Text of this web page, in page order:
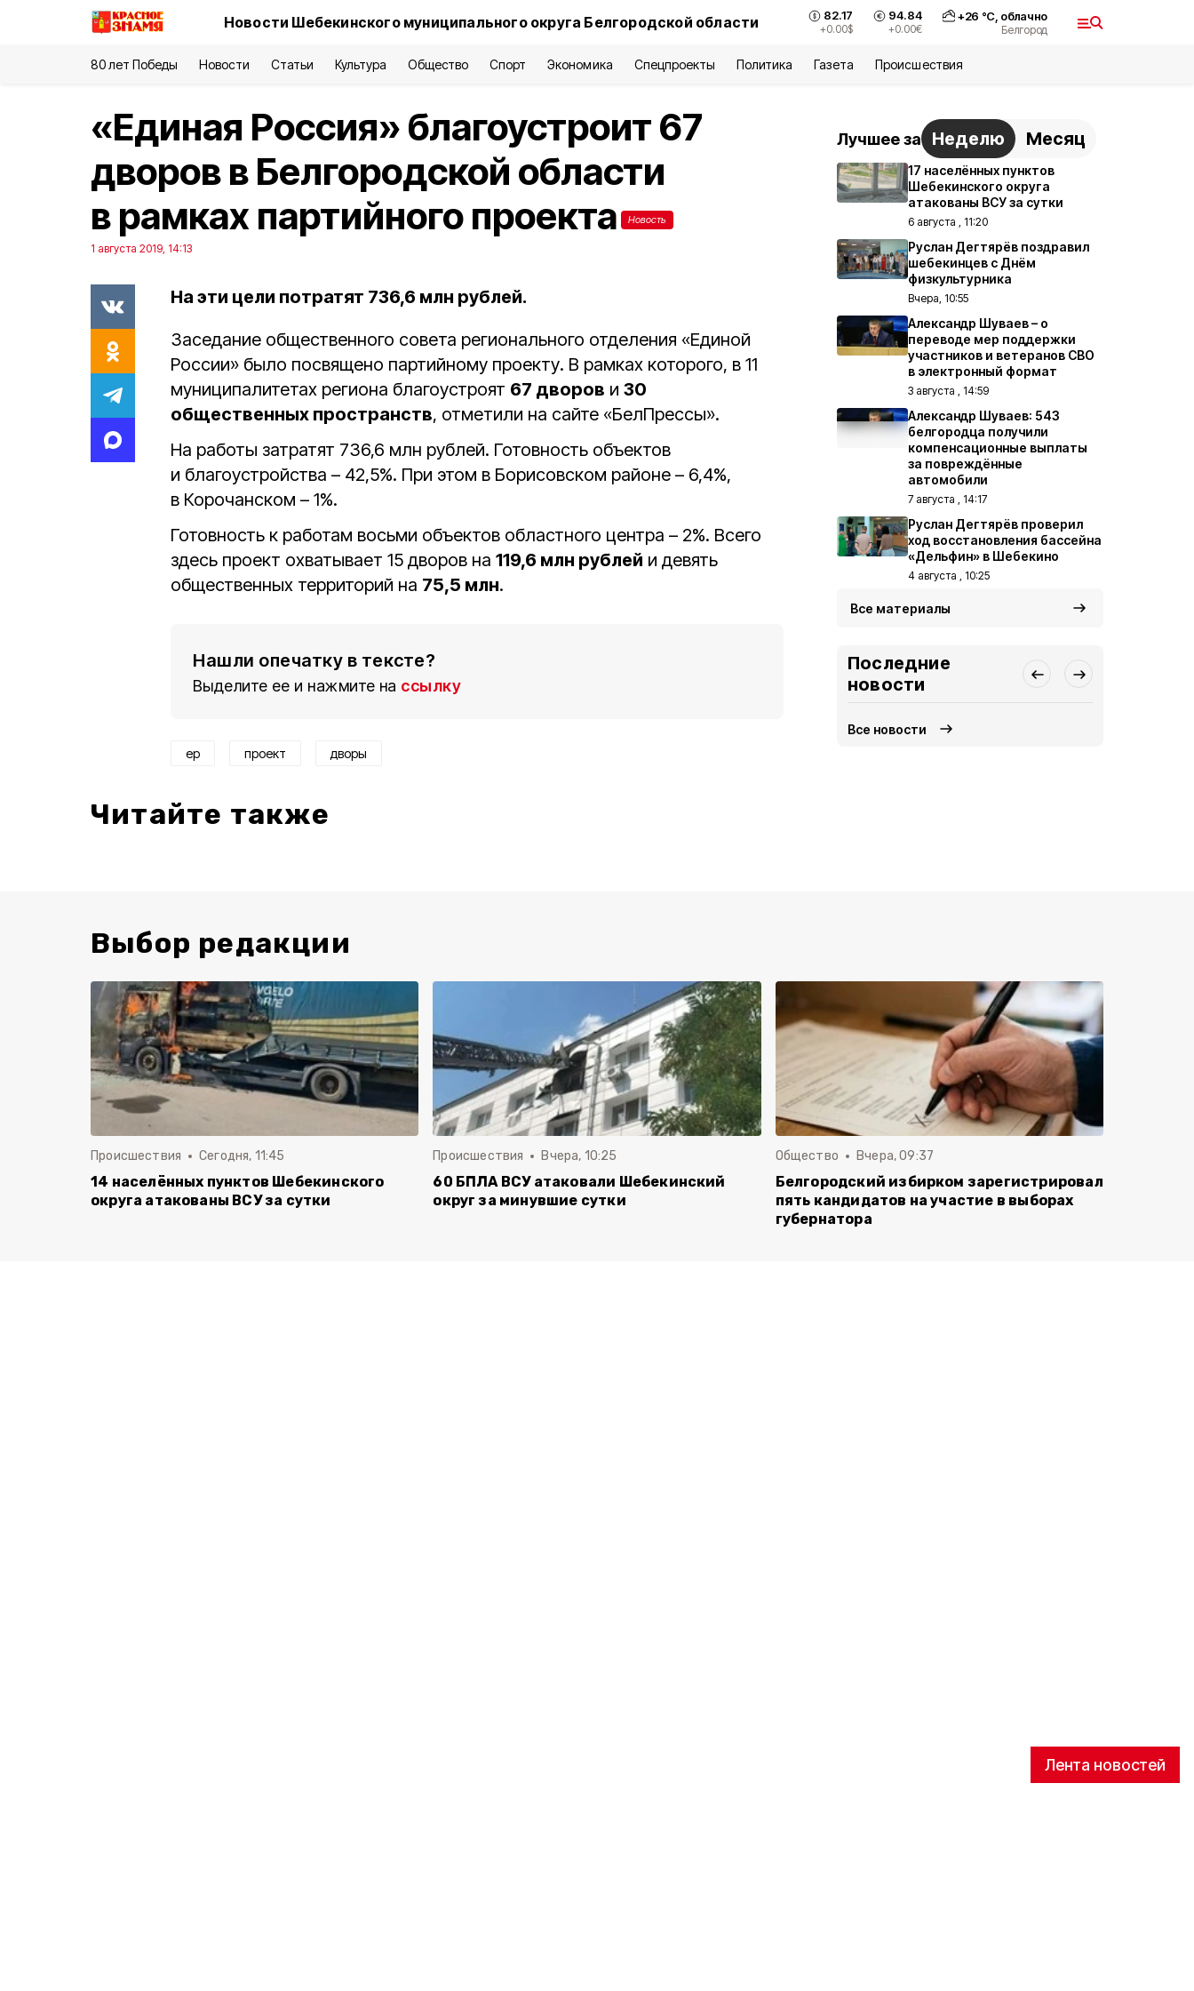
Новости Шебекинского муниципального округа Белгородской области 82.17
+0.00$
94.84
+0.00€
+26 °С, облачно
Белгород
80 лет Победы Новости Статьи Культура Общество Спорт Экономика Спецпроекты Политика Газета Происшествия
Лента новостей
«Единая Россия» благоустроит 67
дворов в Белгородской области
в рамках партийного проекта
Новость
1 августа 2019, 14:13
На эти цели потратят 736,6 млн рублей.
Заседание общественного совета регионального отделения «Единой
России» было посвящено партийному проекту. В рамках которого, в 11
муниципалитетах региона благоустроят 67 дворов и 30
общественных пространств, отметили на сайте «БелПрессы».
На работы затратят 736,6 млн рублей. Готовность объектов
и благоустройства – 42,5%. При этом в Борисовском районе – 6,4%,
в Корочанском – 1%.
Готовность к работам восьми объектов областного центра – 2%. Всего
здесь проект охватывает 15 дворов на 119,6 млн рублей и девять
общественных территорий на 75,5 млн.
Нашли опечатку в тексте?
Выделите ее и нажмите на ссылку
ер проект дворы
Читайте также
Лучшее за Неделю Месяц
17 населённых пунктов
Шебекинского округа
атакованы ВСУ за сутки
6 августа , 11:20
Руслан Дегтярёв поздравил
шебекинцев с Днём
физкультурника
Вчера, 10:55
Александр Шуваев – о
переводе мер поддержки
участников и ветеранов СВО
в электронный формат
3 августа , 14:59
Александр Шуваев: 543
белгородца получили
компенсационные выплаты
за повреждённые
автомобили
7 августа , 14:17
Руслан Дегтярёв проверил
ход восстановления бассейна
«Дельфин» в Шебекино
4 августа , 10:25
Все материалы
Последние
новости
Все новости
Выбор редакции
Происшествия Сегодня, 11:45
14 населённых пунктов Шебекинского
округа атакованы ВСУ за сутки
Происшествия Вчера, 10:25
60 БПЛА ВСУ атаковали Шебекинский
округ за минувшие сутки
Общество Вчера, 09:37
Белгородский избирком зарегистрировал
пять кандидатов на участие в выборах
губернатора